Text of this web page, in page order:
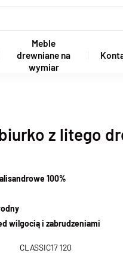
Meble
drewniane na
wymiar
z litego
100%
wilgocią i zabrudzeniami
CLASSIC17 120